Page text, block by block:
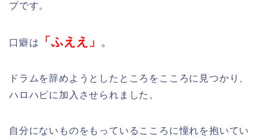
プです。
口癖は 「ふええ」 。
ドラムを辞めようとしたところをこころに見つかり、
ハロハピに加入させられました。
自分にないものをもっているこころに憧れを抱いてい